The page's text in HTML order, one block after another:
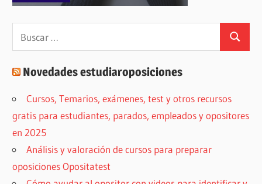
Buscar
Novedades estudiaroposiciones
Cursos, Temarios, exámenes, test y otros recursos
gratis para estudiantes, parados, empleados y opositores
en 2025
Análisis y valoración de cursos para preparar
oposiciones Opositatest